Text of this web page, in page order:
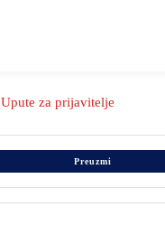
Upute za prijavitelje
Preuzmi